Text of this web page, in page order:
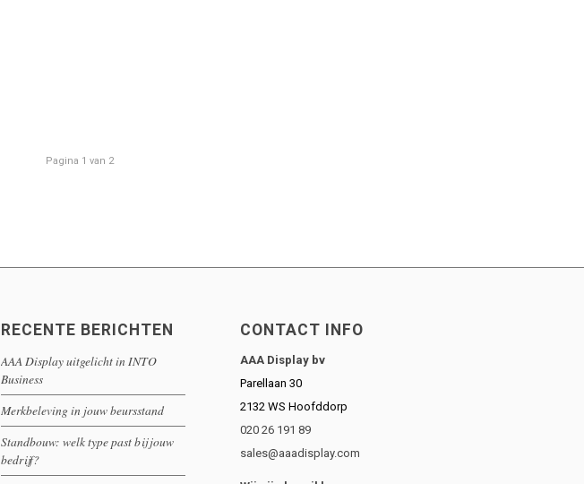
Pagina 1 van 2
RECENTE BERICHTEN
AAA Display uitgelicht in INTO
Business
Merkbeleving in jouw beursstand
Standbouw: welk type past bij jouw
bedrijf?
CONTACT INFO
AAA Display bv
Parellaan 30
2132 WS Hoofddorp
020 26 191 89
sales@aaadisplay.com